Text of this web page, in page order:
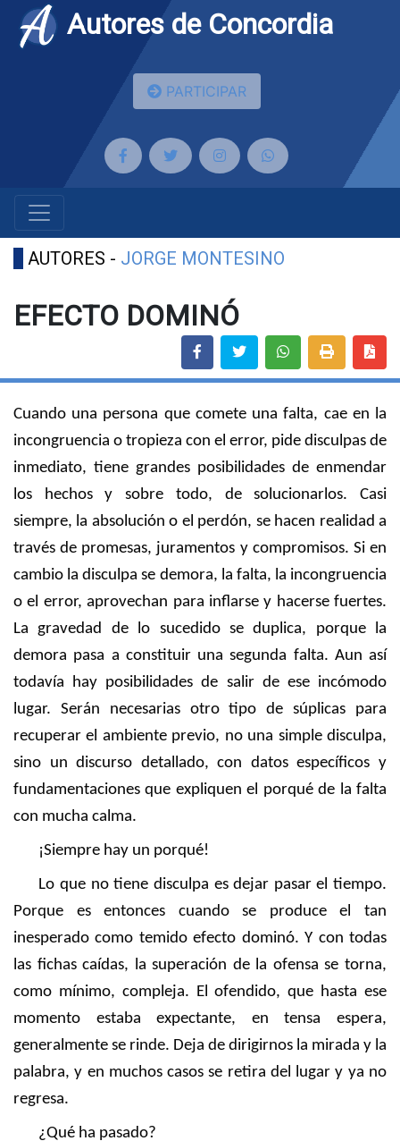
Autores de Concordia
PARTICIPAR
AUTORES - JORGE MONTESINO
EFECTO DOMINÓ
Cuando una persona que comete una falta, cae en la
incongruencia o tropieza con el error, pide disculpas de
inmediato, tiene grandes posibilidades de enmendar
los hechos y sobre todo, de solucionarlos. Casi
siempre, la absolución o el perdón, se hacen realidad a
través de promesas, juramentos y compromisos. Si en
cambio la disculpa se demora, la falta, la incongruencia
o el error, aprovechan para inflarse y hacerse fuertes.
La gravedad de lo sucedido se duplica, porque la
demora pasa a constituir una segunda falta. Aun así
todavía hay posibilidades de salir de ese incómodo
lugar. Serán necesarias otro tipo de súplicas para
recuperar el ambiente previo, no una simple disculpa,
sino un discurso detallado, con datos específicos y
fundamentaciones que expliquen el porqué de la falta
con mucha calma.
¡Siempre hay un porqué!
Lo que no tiene disculpa es dejar pasar el tiempo.
Porque es entonces cuando se produce el tan
inesperado como temido efecto dominó. Y con todas
las fichas caídas, la superación de la ofensa se torna,
como mínimo, compleja. El ofendido, que hasta ese
momento estaba expectante, en tensa espera,
generalmente se rinde. Deja de dirigirnos la mirada y la
palabra, y en muchos casos se retira del lugar y ya no
regresa.
¿Qué ha pasado?